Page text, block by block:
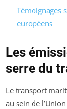
Témoignages
européens
Les
serre du
Le transport
au sein de